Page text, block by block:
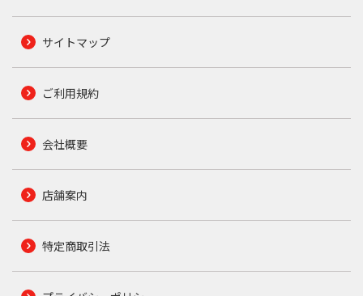
サイトマップ
ご利用規約
会社概要
店舗案内
特定商取引法